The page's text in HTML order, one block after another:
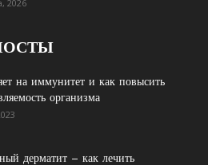
2026
на иммунитет и как повысить
организма
дерматит – как лечить